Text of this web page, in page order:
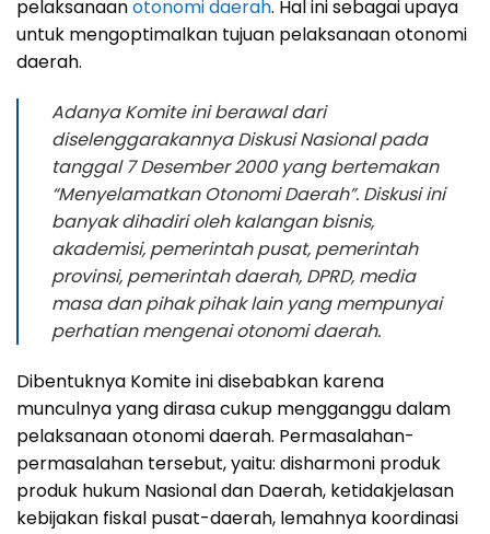
pelaksanaanotonomi daerah. Hal ini sebagai upaya
untuk mengoptimalkan tujuan pelaksanaan otonomi
daerah.
Adanya Komite ini berawal dari
diselenggarakannya Diskusi Nasional pada
tanggal 7 Desember 2000 yang bertemakan
“Menyelamatkan Otonomi Daerah”. Diskusi ini
banyak dihadiri oleh kalangan bisnis,
akademisi, pemerintah pusat, pemerintah
provinsi, pemerintah daerah, DPRD, media
masa dan pihak pihak lain yang mempunyai
perhatian mengenai otonomi daerah.
Dibentuknya Komite ini disebabkan karena
munculnya yang dirasa cukup mengganggu dalam
pelaksanaan otonomi daerah. Permasalahan-
permasalahan tersebut, yaitu: disharmoni produk
produk hukum Nasional dan Daerah, ketidakjelasan
kebijakan fiskal pusat-daerah, lemahnya koordinasi